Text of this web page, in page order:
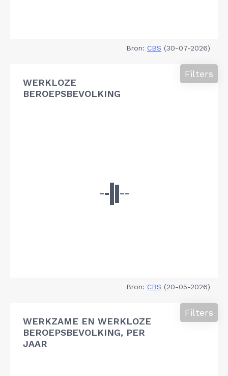
Bron: CBS (30-07-2026)
WERKLOZE
BEROEPSBEVOLKING
Filters
Bron: CBS (20-05-2026)
WERKZAME EN WERKLOZE
BEROEPSBEVOLKING, PER
JAAR
Filters